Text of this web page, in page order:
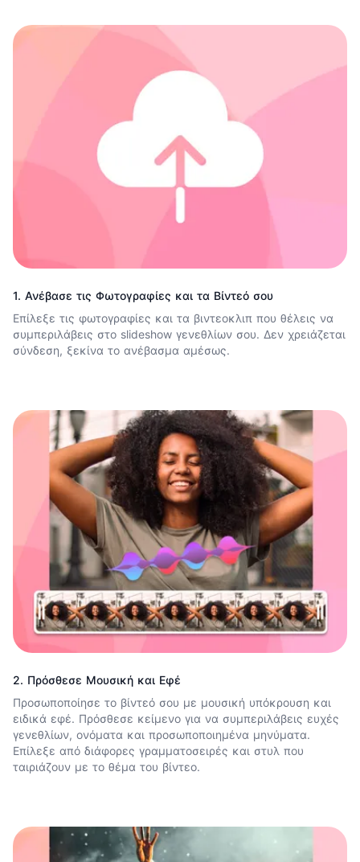
1. Ανέβασε τις Φωτογραφίες και τα Βίντεό σου
Επίλεξε τις φωτογραφίες και τα βιντεοκλιπ που θέλεις να
συμπεριλάβεις στο slideshow γενεθλίων σου. Δεν χρειάζεται
σύνδεση, ξεκίνα το ανέβασμα αμέσως.
2. Πρόσθεσε Μουσική και Εφέ
Προσωποποίησε το βίντεό σου με μουσική υπόκρουση και
ειδικά εφέ. Πρόσθεσε κείμενο για να συμπεριλάβεις ευχές
γενεθλίων, ονόματα και προσωποποιημένα μηνύματα.
Επίλεξε από διάφορες γραμματοσειρές και στυλ που
ταιριάζουν με το θέμα του βίντεο.